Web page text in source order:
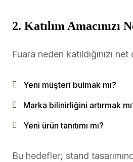
2. Katılım Amacınızı
Fuara neden katıldığınızı
Yeni müşteri bulmak mı?
Marka bilinirliğini artırmak
Yeni ürün tanıtımı mı?
Bu hedefler; stand